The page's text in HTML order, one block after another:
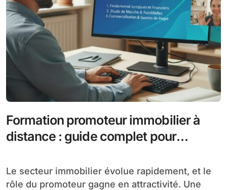
Formation promoteur immobilier à
distance : guide complet pour
Le secteur immobilier évolue rapidement, et le
rôle du promoteur gagne en attractivité. Une